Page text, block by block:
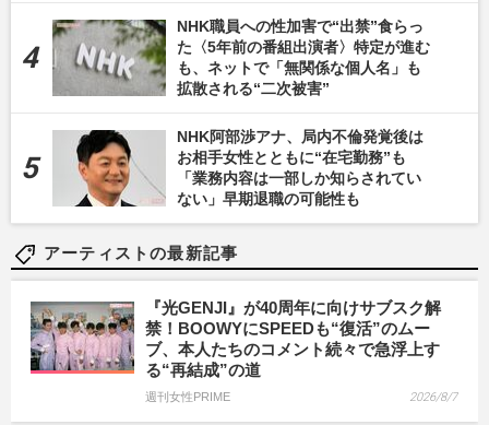
NHK職員への性加害で“出禁”食らっ
た〈5年前の番組出演者〉特定が進む
も、ネットで「無関係な個人名」も
拡散される“二次被害”
NHK阿部渉アナ、局内不倫発覚後は
お相手女性とともに“在宅勤務”も
「業務内容は一部しか知らされてい
ない」早期退職の可能性も
アーティストの最新記事
『光GENJI』が40周年に向けサブスク解
禁！BOOWYにSPEEDも“復活”のムー
ブ、本人たちのコメント続々で急浮上す
る“再結成”の道
週刊女性PRIME 2026/8/7